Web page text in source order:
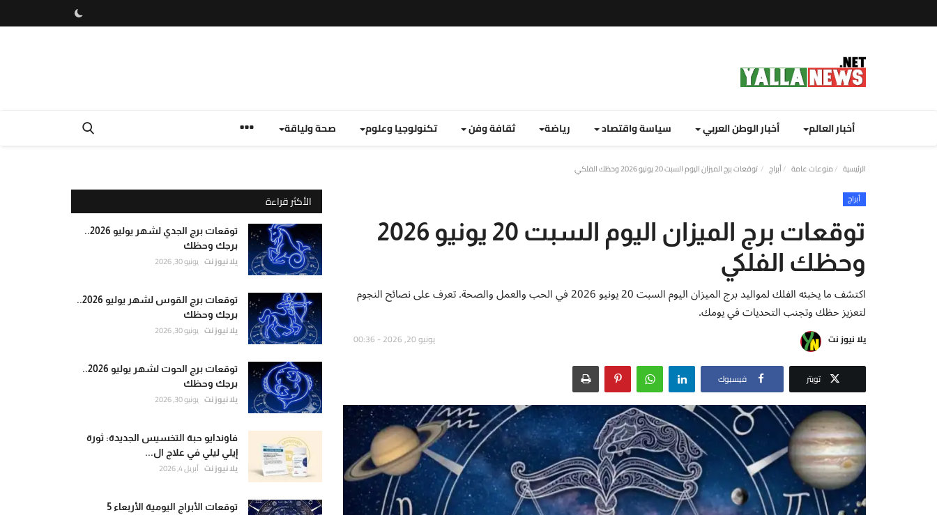
أخبار العالم أخبار الوطن العربي سياسة واقتصاد رياضة ثقافة وفن تكنولوجيا وعلوم صحة ولياقة
الرئيسية منوعات عامة أبراج توقعات برج الميزان اليوم السبت 20 يونيو 2026 وحظك الفلكي
أبراج
توقعات برج الميزان اليوم السبت 20 يونيو 2026
وحظك الفلكي
اكتشف ما يخبئه الفلك لمواليد برج الميزان اليوم السبت 20 يونيو 2026 في الحب والعمل والصحة. تعرف على نصائح النجوم
لتعزيز حظك وتجنب التحديات في يومك.
يلا نيوز نت يونيو 20, 2026 - 00:36
تويتر فيسبوك
الأكثر قراءة
توقعات برج الجدي لشهر يوليو 2026..
برجك وحظك
يلا نيوز نت يونيو 30, 2026
توقعات برج القوس لشهر يوليو 2026..
برجك وحظك
يلا نيوز نت يونيو 30, 2026
توقعات برج الحوت لشهر يوليو 2026..
برجك وحظك
يلا نيوز نت يونيو 30, 2026
فاوندايو حبة التخسيس الجديدة: ثورة
إيلي ليلي في علاج ال...
يلا نيوز نت أبريل 4, 2026
توقعات الأبراج اليومية الأربعاء 5